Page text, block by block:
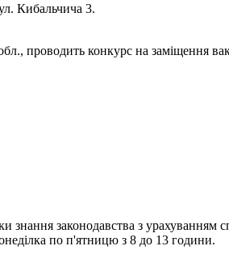
Кибальчича 3.
проводить конкурс на заміщення
знання законодавства з урахуванням
по п'ятницю з 8 до 13 години.